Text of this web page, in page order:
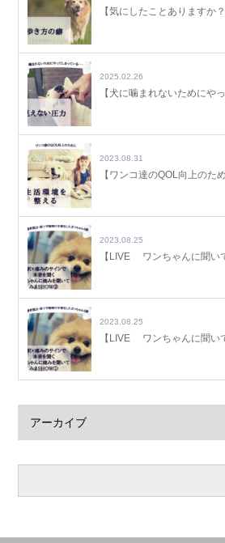
【気にしたことあります
2025.02.26
【犬に噛まれないためにや
2023.08.31
【ワンコ達のQOL向上の
2023.08.25
【LIVE ワンちゃんに聞い
2023.08.25
【LIVE ワンちゃんに聞い